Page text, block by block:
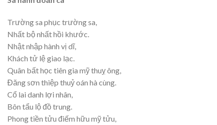
Trường sa phục trường sa,
Nhất bộ nhất hồi khước.
Nhật nhập hành vị dĩ,
Khách tử lệ giao lạc.
Quân bất học tiên gia mỹ thuỵ ông,
Đăng sơn thiệp thuỷ oán hà cùng.
Cổ lai danh lợi nhân,
Bôn tẩu lộ đồ trung.
Phong tiền tửu điếm hữu mỹ tửu,